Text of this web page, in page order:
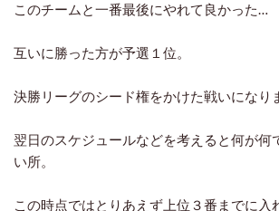
このチームと一番最後にやれて良かった…
互いに勝った方が予選１位。
決勝リーグのシード権をかけた戦いになり
翌日のスケジュールなどを考えると何が何
い所。
この時点ではとりあえず上位３番までに入